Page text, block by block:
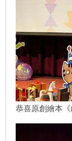
恭喜原創繪本《